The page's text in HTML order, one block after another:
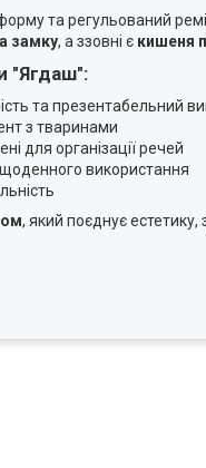
та регульований
замку, а ззовні є кишеня
"Ягдаш":
та презентабельний
з тваринами
для організації речей
використання
, який поєднує естетику,